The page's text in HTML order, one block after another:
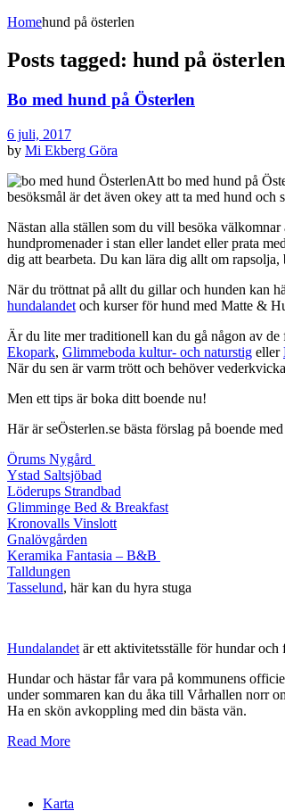
Homehund på österlen
Posts tagged: hund på österlen
Bo med hund på Österlen
6 juli, 2017
by Mi Ekberg Göra
Att bo med hund på
besöksmål är det även okey att ta med hund och
Nästan alla ställen som du vill besöka
hundpromenader i stan eller landet eller prata
dig att bearbeta. Du kan lära dig allt om
När du tröttnat på allt du gillar och hunden kan
hundalandet och kurser för hund med Matte &
Är du lite mer traditionell kan du gå någon av
Ekopark, Glimmeboda kultur- och naturstig eller
När du sen är varm trött och behöver
Men ett tips är boka ditt boende nu!
Här ärseÖsterlen.se bästa förslag på boende
Örums Nygård
Ystad Saltsjöbad
Löderups Strandbad
Glimminge Bed & Breakfast
Kronovalls Vinslott
Gnalövgården
Keramika Fantasia – B&B
Talldungen
Tasselund, här kan du hyra stuga
Hundalandet är ett aktivitetsställe för hundar
Hundar och hästar får vara på kommunens
under sommaren kan du åka till Vårhallen norr
Ha en skön avkoppling med din bästa vän.
Read More
Karta